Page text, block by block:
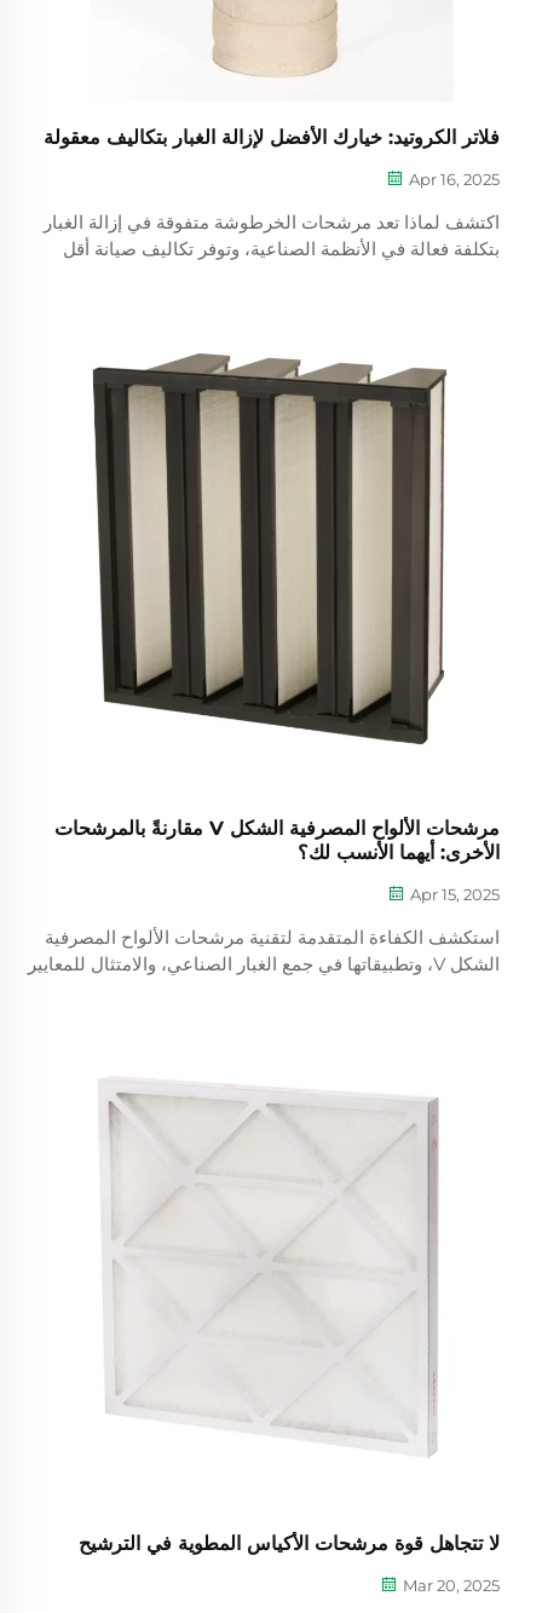
فلاتر الكروتيد: خيارك الأفضل لإزالة الغبار بتكاليف معقولة
Apr 16, 2025
اكتشف لماذا تعد مرشحات الخرطوشة متفوقة في إزالة الغبار
بتكلفة فعالة في الأنظمة الصناعية، وتوفر تكاليف صيانة أقل
مرشحات الألواح المصرفية الشكل V مقارنةً بالمرشحات
الأخرى: أيهما الأنسب لك؟
Apr 15, 2025
استكشف الكفاءة المتقدمة لتقنية مرشحات الألواح المصرفية
الشكل V، وتطبيقاتها في جمع الغبار الصناعي، والامتثال للمعايير
لا تتجاهل قوة مرشحات الأكياس المطوية في الترشيح
Mar 20, 2025